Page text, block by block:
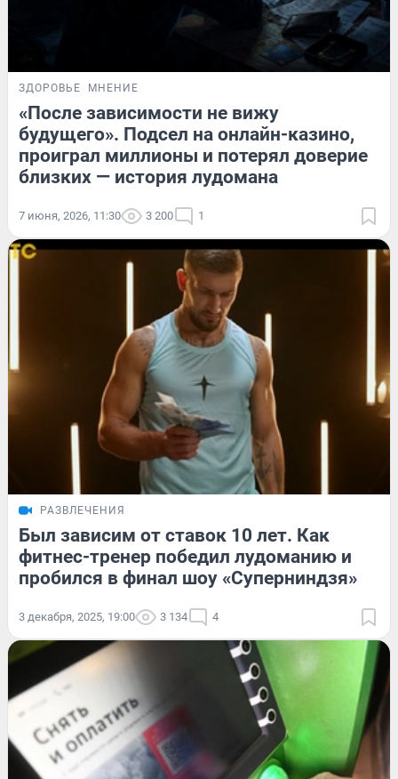
ЗДОРОВЬЕ МНЕНИЕ
«После зависимости не вижу
будущего». Подсел на онлайн-казино,
проиграл миллионы и потерял доверие
близких — история лудомана
7 июня, 2026, 11:30 3 200 1
РАЗВЛЕЧЕНИЯ
Был зависим от ставок 10 лет. Как
фитнес-тренер победил лудоманию и
пробился в финал шоу «Суперниндзя»
3 декабря, 2025, 19:00 3 134 4